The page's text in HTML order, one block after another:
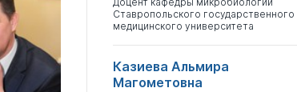
Ставропольского государственного
медицинского университета
Казиева Альмира
Магометовна